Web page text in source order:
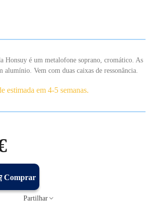
Honsuy é um metalofone soprano, cromático. As
alumínio. Vem com duas caixas de ressonância.
estimada em 4-5 semanas.
Comprar
Partilhar